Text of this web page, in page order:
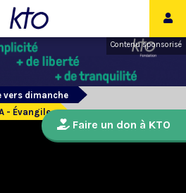
Contenu sponsorisé
vers dimanche
- Évangile
Faire un don à KTO